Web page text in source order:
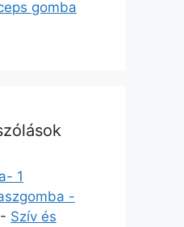
gomba
1
-
- Szív és